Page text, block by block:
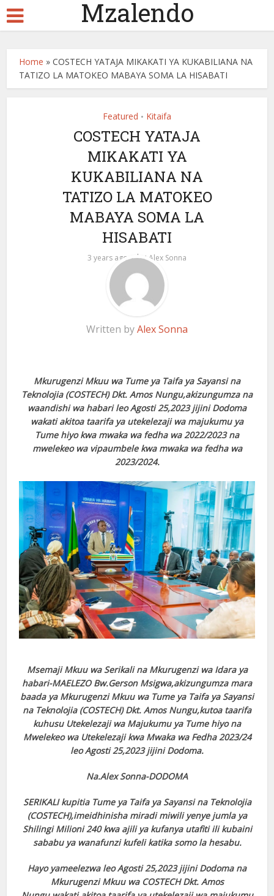
Mzalendo
Home »COSTECH YATAJA MIKAKATI YA KUKABILIANA NA
TATIZO LA MATOKEO MABAYA SOMA LA HISABATI
Featured • Kitaifa
COSTECH YATAJA
MIKAKATI YA
KUKABILIANA NA
TATIZO LA MATOKEO
MABAYA SOMA LA
HISABATI
3 years ago by Alex Sonna
Written byAlex Sonna
Mkurugenzi Mkuu wa Tume ya Taifa ya Sayansi na
Teknolojia (COSTECH) Dkt. Amos Nungu,akizungumza na
waandishi wa habari leo Agosti 25,2023 jijini Dodoma
wakati akitoa taarifa ya utekelezaji wa majukumu ya
Tume hiyo kwa mwaka wa fedha wa 2022/2023 na
mwelekeo wa vipaumbele kwa mwaka wa fedha wa
2023/2024.
Msemaji Mkuu wa Serikali na Mkurugenzi wa Idara ya
habari-MAELEZO Bw.Gerson Msigwa,akizungumza mara
baada ya Mkurugenzi Mkuu wa Tume ya Taifa ya Sayansi
na Teknolojia (COSTECH) Dkt. Amos Nungu,kutoa taarifa
kuhusu Utekelezaji wa Majukumu ya Tume hiyo na
Mwelekeo wa Utekelezaji kwa Mwaka wa Fedha 2023/24
leo Agosti 25,2023 jijini Dodoma.
Na.Alex Sonna-DODOMA
SERIKALI kupitia Tume ya Taifa ya Sayansi na Teknolojia
(COSTECH),imeidhinisha miradi miwili yenye jumla ya
Shilingi Milioni 240 kwa ajili ya kufanya utafiti ili kubaini
sababu ya wanafunzi kufeli katika somo la hesabu.
Hayo yameelezwa leo Agosti 25,2023 jijini Dodoma na
Mkurugenzi Mkuu wa COSTECH Dkt. Amos